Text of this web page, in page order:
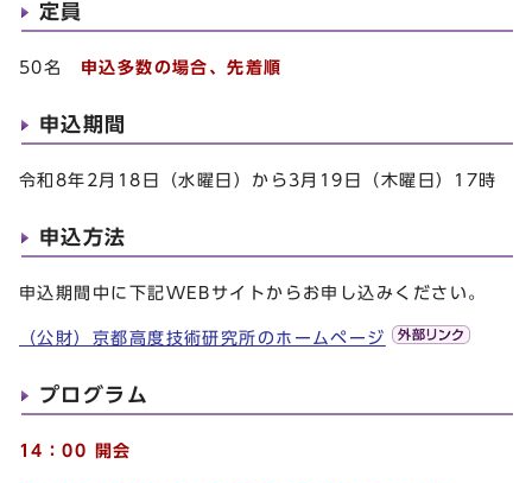
定員
50名 申込多数の場合、先着順
申込期間
令和8年2月18日（水曜日）から3月19日（木曜日）17時
申込方法
申込期間中に下記WEBサイトからお申し込みください。
（公財）京都高度技術研究所のホームページ
プログラム
14：00 開会